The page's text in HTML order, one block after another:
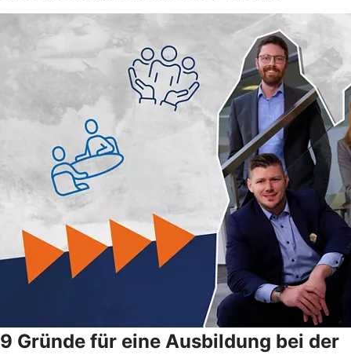
9 Gründe für eine Ausbildung bei der